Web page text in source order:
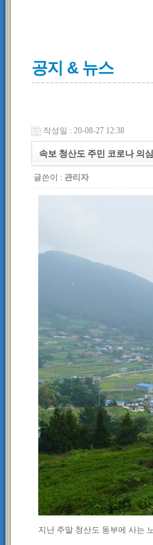
공지 & 뉴스
작성일 : 20-08-27 12:38
속보 청산도 주민 코로나 의
글쓴이 : 관리자
지난 주말 청산도 동부에 사는